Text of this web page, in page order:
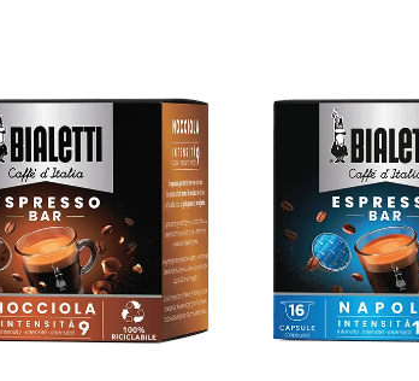
TOEVOEGEN AAN
WINKELWAGEN